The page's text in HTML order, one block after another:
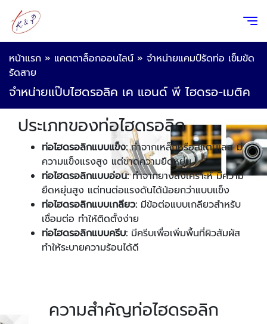
หน้าแรก » แคตตาล็อกออนไลน์ » จำหน่ายแคมป์รัดท่อ เข็มขัด
รัดสาย
จำหน่ายแป๊บไฮดรอลิค เค แอนด์ พี ไฮดรอ-เมติค
ประเภทของท่อไฮดรอลิก
ท่อไฮดรอลิกแบบแข็ง:ทำจากเหล็กหรือสแตนเลส มี
ความแข็งแรงสูง แต่ขาดความยืดหยุ่น
ท่อไฮดรอลิกแบบอ่อน:ทำจากยางสังเคราะห์ มีความ
ยืดหยุ่นสูง แต่ทนต่อแรงดันได้น้อยกว่าแบบแข็ง
ท่อไฮดรอลิกแบบเกลียว: มีข้อต่อแบบเกลียวสำหรับ
เชื่อมต่อ ทำให้ติดตั้งง่าย
ท่อไฮดรอลิกแบบครีบ: มีครีบเพื่อเพิ่มพื้นที่ผิวสัมผัส
ทำให้ระบายความร้อนได้ดี
ความสำคัญท่อไฮดรอลิก